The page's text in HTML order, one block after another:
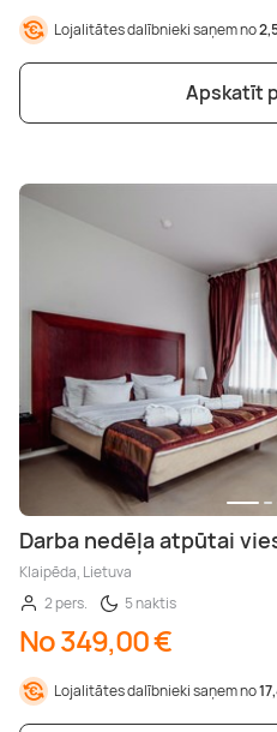
Lojalitātes dalībnieki saņem no
Apskatīt
Darba nedēļa atpūtai
Klaipēda, Lietuva
2 pers.
5 naktis
No 349,00 €
Lojalitātes dalībnieki saņem no